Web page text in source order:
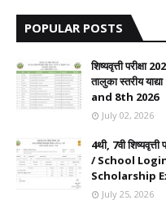
POPULAR POSTS
शिष्यवृत्ती परीक्षा
तालुका स्तरीय
and 8th 2026
July 02, 2026
4थी, 7वी
/ School
Scholarship
July 25, 2026